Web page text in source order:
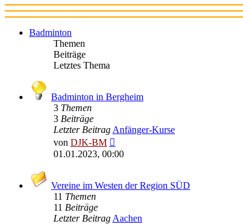
Badminton
Themen
Beiträge
Letztes Thema
Badminton in Bergheim
3 Themen
3 Beiträge
Letzter Beitrag Anfänger-Kurse
von DJK-BM
Beitrag
01.01.2023, 00:00
Vereine im Westen der Region SÜD
11 Themen
11 Beiträge
Letzter Beitrag Aachen